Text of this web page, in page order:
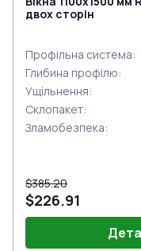
двох сторін
Профільна система:
Глибина профілю:
Ущільнення:
Склопакет:
Зламобезпека:
$385.20
$226.91